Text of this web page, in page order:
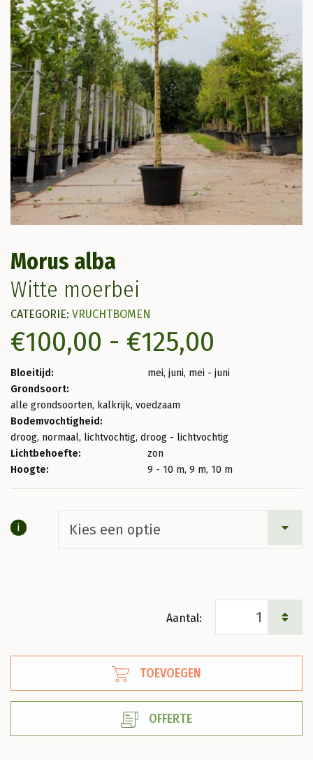
Morus alba
Witte moerbei
CATEGORIE: VRUCHTBOMEN
€100,00 - €125,00
€100,00
€125,00
Bloeitijd:
mei, juni, mei - juni
Grondsoort:
alle grondsoorten, kalkrijk, voedzaam
Bodemvochtigheid:
droog, normaal, lichtvochtig, droog - lichtvochtig
Lichtbehoefte:
zon
Hoogte:
9 - 10 m, 9 m, 10 m
i
alba
Witte
aantal
TOEVOEGEN
OFFERTE